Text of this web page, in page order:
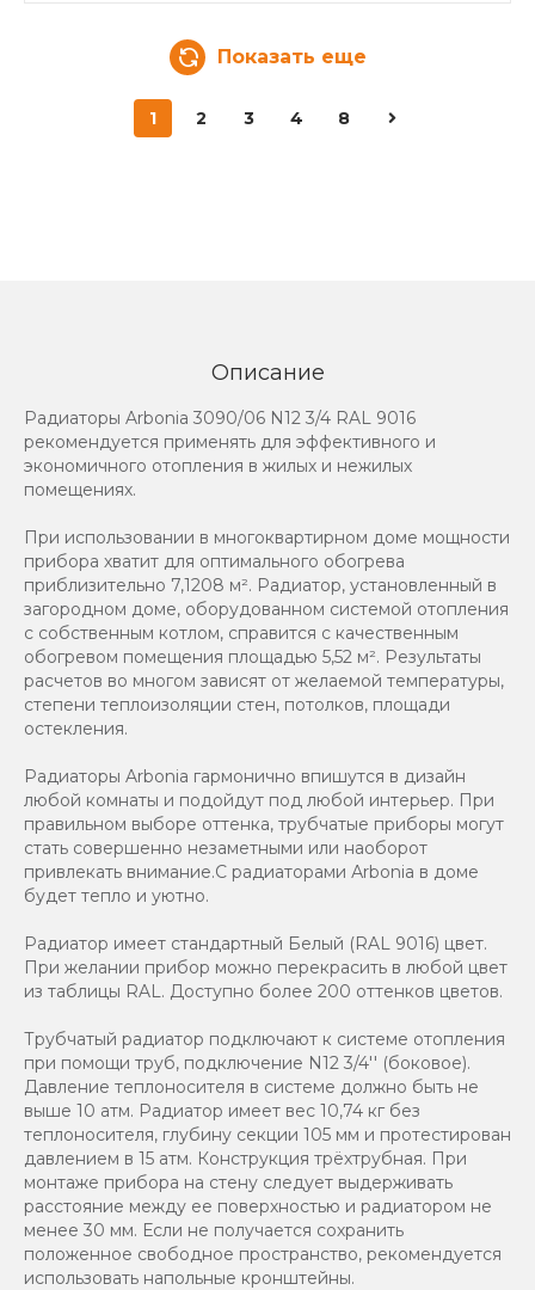
Показать еще
1 2 3 4 8
Описание
Радиаторы Arbonia 3090/06 N12 3/4 RAL 9016
рекомендуется применять для эффективного и
экономичного отопления в жилых и нежилых
помещениях.
При использовании в многоквартирном доме мощности
прибора хватит для оптимального обогрева
приблизительно 7,1208 м². Радиатор, установленный в
загородном доме, оборудованном системой отопления
с собственным котлом, справится с качественным
обогревом помещения площадью 5,52 м². Результаты
расчетов во многом зависят от желаемой температуры,
степени теплоизоляции стен, потолков, площади
остекления.
Радиаторы Arbonia гармонично впишутся в дизайн
любой комнаты и подойдут под любой интерьер. При
правильном выборе оттенка, трубчатые приборы могут
стать совершенно незаметными или наоборот
привлекать внимание.С радиаторами Аrbonia в доме
будет тепло и уютно.
Радиатор имеет стандартный Белый (RAL 9016) цвет.
При желании прибор можно перекрасить в любой цвет
из таблицы RAL. Доступно более 200 оттенков цветов.
Трубчатый радиатор подключают к системе отопления
при помощи труб, подключение N12 3/4'' (боковое).
Давление теплоносителя в системе должно быть не
выше 10 атм. Радиатор имеет вес 10,74 кг без
теплоносителя, глубину секции 105 мм и протестирован
давлением в 15 атм. Конструкция трёхтрубная. При
монтаже прибора на стену следует выдерживать
расстояние между ее поверхностью и радиатором не
менее 30 мм. Если не получается сохранить
положенное свободное пространство, рекомендуется
использовать напольные кронштейны.